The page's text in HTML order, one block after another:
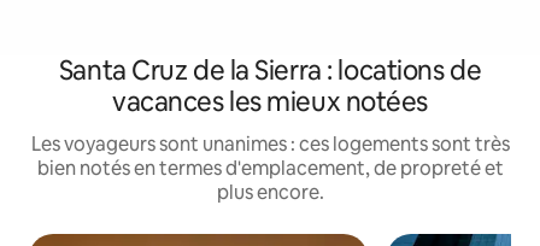
Santa Cruz de la Sierra : locations de
vacances les mieux notées
Les voyageurs sont unanimes : ces logements sont très
bien notés en termes d'emplacement, de propreté et
plus encore.